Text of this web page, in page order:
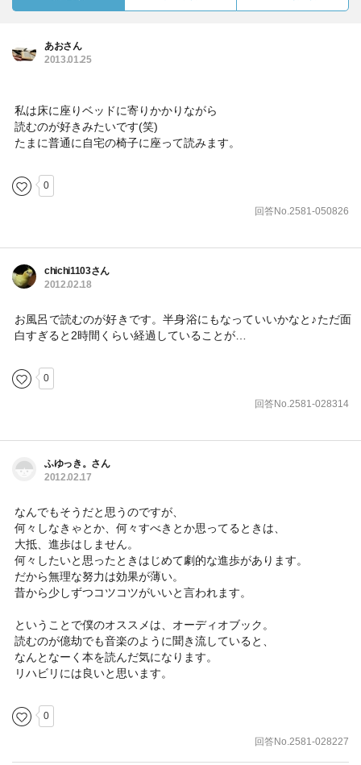
あおさん
2013.01.25
私は床に座りベッドに寄りかかりながら
読むのが好きみたいです(笑)
たまに普通に自宅の椅子に座って読みます。
0
回答No.2581-050826
chichi1103さん
2012.02.18
お風呂で読むのが好きです。半身浴にもなっていいかなと♪ただ面
白すぎると2時間くらい経過していることが…
0
回答No.2581-028314
ふゆっき。さん
2012.02.17
なんでもそうだと思うのですが、
何々しなきゃとか、何々すべきとか思ってるときは、
大抵、進歩はしません。
何々したいと思ったときはじめて劇的な進歩があります。
だから無理な努力は効果が薄い。
昔から少しずつコツコツがいいと言われます。
ということで僕のオススメは、オーディオブック。
読むのが億劫でも音楽のように聞き流していると、
なんとなーく本を読んだ気になります。
リハビリには良いと思います。
0
回答No.2581-028227